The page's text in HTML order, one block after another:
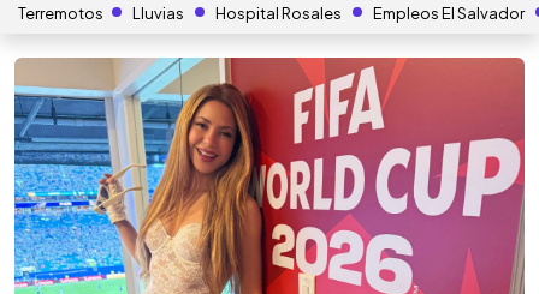
Terremotos Lluvias Hospital Rosales Empleos El Salvador